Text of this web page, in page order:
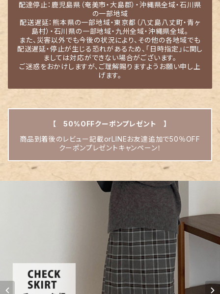
配達停止：鹿児島県（奄美市・大島郡）・沖縄県全域・石川県
の一部地域
配送遅延：熊本県の一部地域・東京都（八丈島八丈町・青ヶ
島村）・石川県の一部地域・九州全域・沖縄県全域。
また、災害以外でも今後の状況により、その他の各地域でも
配送遅延・停止が生じる恐れがあるため、「日時指定」に関し
ましては対応ができない場合がございます。
ご迷惑をおかけしますが、ご理解賜りますようお願い申し上
げます。
【 50%OFFクーポンプレゼント 】
商品到着後のレビュー記載orLINEお友達追加で50％OFF
クーポンプレゼントキャンペーン！